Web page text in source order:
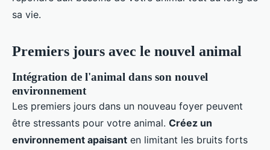
sa vie.
Premiers jours avec le nouvel animal
Intégration de l'animal dans son nouvel
environnement
Les premiers jours dans un nouveau foyer peuvent
être stressants pour votre animal. Créez un
environnement apaisant en limitant les bruits forts